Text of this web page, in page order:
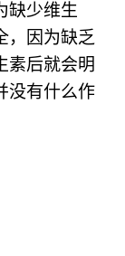
缺少维生
，因为缺乏
素后就会明
没有什么作